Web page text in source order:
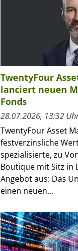
TwentyFour
lanciert neuen
Fonds
28.07.2026, 13:32
TwentyFour Asset
festverzinsliche
spezialisierte, zu
Boutique mit Sitz in
Angebot aus: Das
einen neuen...